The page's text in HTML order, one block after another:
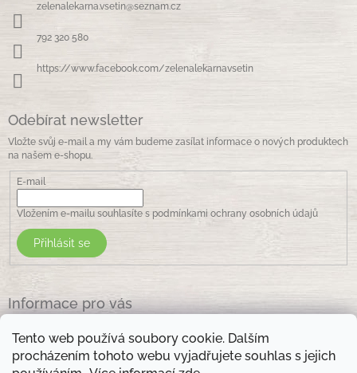
Tento web používá soubory cookie. Dalším
procházením tohoto webu vyjadřujete souhlas s jejich
zelenalekarna.vsetin@seznam.cz
792 320 580
https://www.facebook.com/zelenalekarnavsetin
Odebírat newsletter
Vložte svůj e-mail a my vám budeme zasílat informace o nových produktech
na našem e-shopu.
E-mail
Vložením e-mailu souhlasíte s podmínkami ochrany osobních údajů
Přihlásit se
Informace pro vás
Obchodní podmínky
Podmínky ochrany osobních údajů